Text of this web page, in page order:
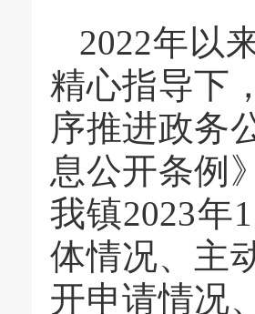
2022年以
精心指导下
序推进政务
息公开条例
我镇2023年
体情况、主
开申请情况